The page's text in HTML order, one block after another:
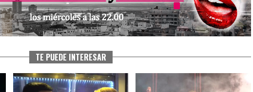
TE PUEDE INTERESAR